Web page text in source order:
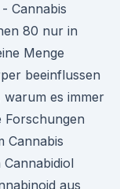
Cannabis
80 nur in
Menge
beeinflussen
warum es immer
Forschungen
Cannabis
Cannabidiol
aus